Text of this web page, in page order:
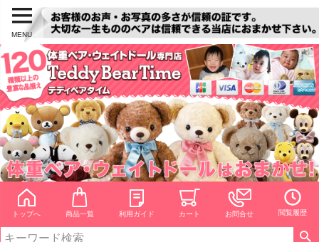
MENU
トップへ 商品一覧 利用ガイド カート お問合せ 閲覧履歴